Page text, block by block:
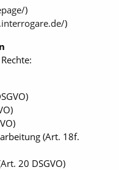
)
)
(Art. 18f.
20 DSGVO)